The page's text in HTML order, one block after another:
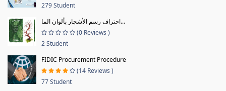
279 Student
احتراف رسم الأشجار بألوان الما...
(0 Reviews )
2 Student
FIDIC Procurement Procedure
(14 Reviews )
77 Student